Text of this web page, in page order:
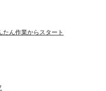
ん作業からスタート